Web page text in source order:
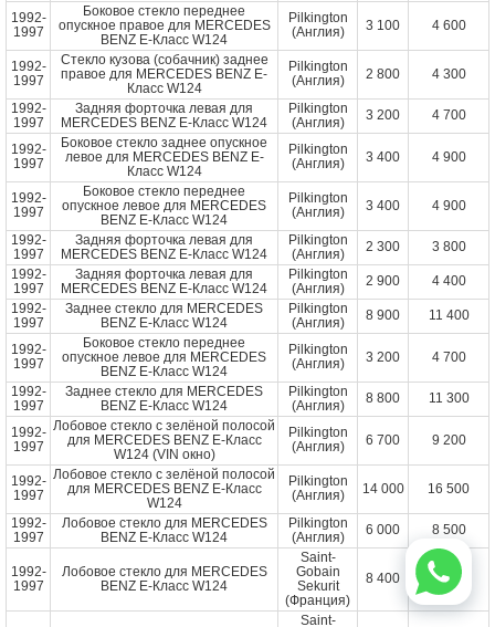
1992-
1997
Боковое стекло переднее
опускное правое для MERCEDES
BENZ E-Класс W124
Pilkington
(Англия)
3 100 4 600
1992-
1997
Стекло кузова (собачник) заднее
правое для MERCEDES BENZ E-
Класс W124
Pilkington
(Англия)
2 800 4 300
1992-
1997
Задняя форточка левая для
MERCEDES BENZ E-Класс W124
Pilkington
(Англия)
3 200 4 700
1992-
1997
Боковое стекло заднее опускное
левое для MERCEDES BENZ E-
Класс W124
Pilkington
(Англия)
3 400 4 900
1992-
1997
Боковое стекло переднее
опускное левое для MERCEDES
BENZ E-Класс W124
Pilkington
(Англия)
3 400 4 900
1992-
1997
Задняя форточка левая для
MERCEDES BENZ E-Класс W124
Pilkington
(Англия)
2 300
3 800
1992-
1997
Задняя форточка левая для
MERCEDES BENZ E-Класс W124
Pilkington
(Англия)
2 900
4 400
1992-
1997
Заднее стекло для MERCEDES
BENZ E-Класс W124
Pilkington
(Англия)
8 900 11 400
1992-
1997
Боковое стекло переднее
опускное левое для MERCEDES
BENZ E-Класс W124
Pilkington
(Англия)
3 200 4 700
1992-
1997
Заднее стекло для MERCEDES
BENZ E-Класс W124
Pilkington
(Англия)
8 800 11 300
1992-
1997
Лобовое стекло с зелёной полосой
для MERCEDES BENZ E-Класс
W124 (VIN окно)
Pilkington
(Англия)
6 700 9 200
1992-
1997
Лобовое стекло с зелёной полосой
для MERCEDES BENZ E-Класс
W124
Pilkington
(Англия)
14 000 16 500
1992-
1997
Лобовое стекло для MERCEDES
BENZ E-Класс W124
Pilkington
(Англия)
6 000 8 500
1992-
1997
Лобовое стекло для MERCEDES
BENZ E-Класс W124
Saint-
Gobain
Sekurit
(Франция)
8 400 10 900
Saint-